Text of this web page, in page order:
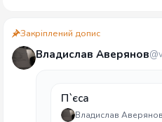
Закріплений допис
Владислав Аверянов
П`єса
Владислав Аверянов